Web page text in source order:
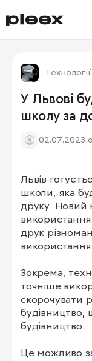
Технології
У Львові
школу за
02.07.2023
Львів
школи, яка
друку. Новий
друк
Зокрема,
точніше
скорочувати
будівництво,
будівництво.
Це можливо